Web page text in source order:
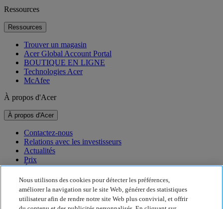
Ressources
Ressources
Trouver un magasin
Acer Global Account Portal
BOUTIQUE EN LIGNE
Technologies Acer
McAfee
À propos d'Acer
À propos d'Acer
Contactez-nous
Relations avec les investisseurs
Actualités
Prix
Événements
Développement durable
Développement durable
Nous utilisons des cookies pour détecter les préférences,
améliorer la navigation sur le site Web, générer des statistiques
utilisateur afin de rendre notre site Web plus convivial, et offrir